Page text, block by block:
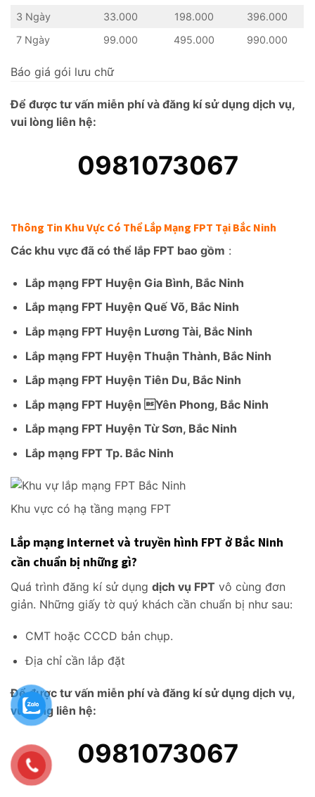
3 Ngày
33.000 198.000
396.000
7 Ngày
99.000 495.000 990.000
Báo giá gói lưu chữ
Để được tư vấn miễn phí và đăng kí sử dụng dịch vụ,
vui lòng liên hệ:
0981073067
Thông Tin Khu Vực Có Thể Lắp Mạng FPT Tại Bắc Ninh
Các khu vực đã có thể lắp FPT bao gồm :
Lắp mạng FPT Huyện Gia Bình, Bắc Ninh
Lắp mạng FPT Huyện Quế Võ, Bắc Ninh
Lắp mạng FPT Huyện Lương Tài, Bắc Ninh
Lắp mạng FPT Huyện Thuận Thành, Bắc Ninh
Lắp mạng FPT Huyện Tiên Du, Bắc Ninh
Lắp mạng FPT Huyện Yên Phong, Bắc Ninh
Lắp mạng FPT Huyện Từ Sơn, Bắc Ninh
Lắp mạng FPT Tp. Bắc Ninh
Khu vực có hạ tầng mạng FPT
Lắp mạng internet và truyền hình FPT ở Bắc Ninh
cần chuẩn bị những gì?
Quá trình đăng kí sử dụng dịch vụ FPT vô cùng đơn
giản. Những giấy tờ quý khách cần chuẩn bị như sau:
CMT hoặc CCCD bản chụp.
Địa chỉ cần lắp đặt
Để được tư vấn miễn phí và đăng kí sử dụng dịch vụ,
vui lòng liên hệ:
0981073067